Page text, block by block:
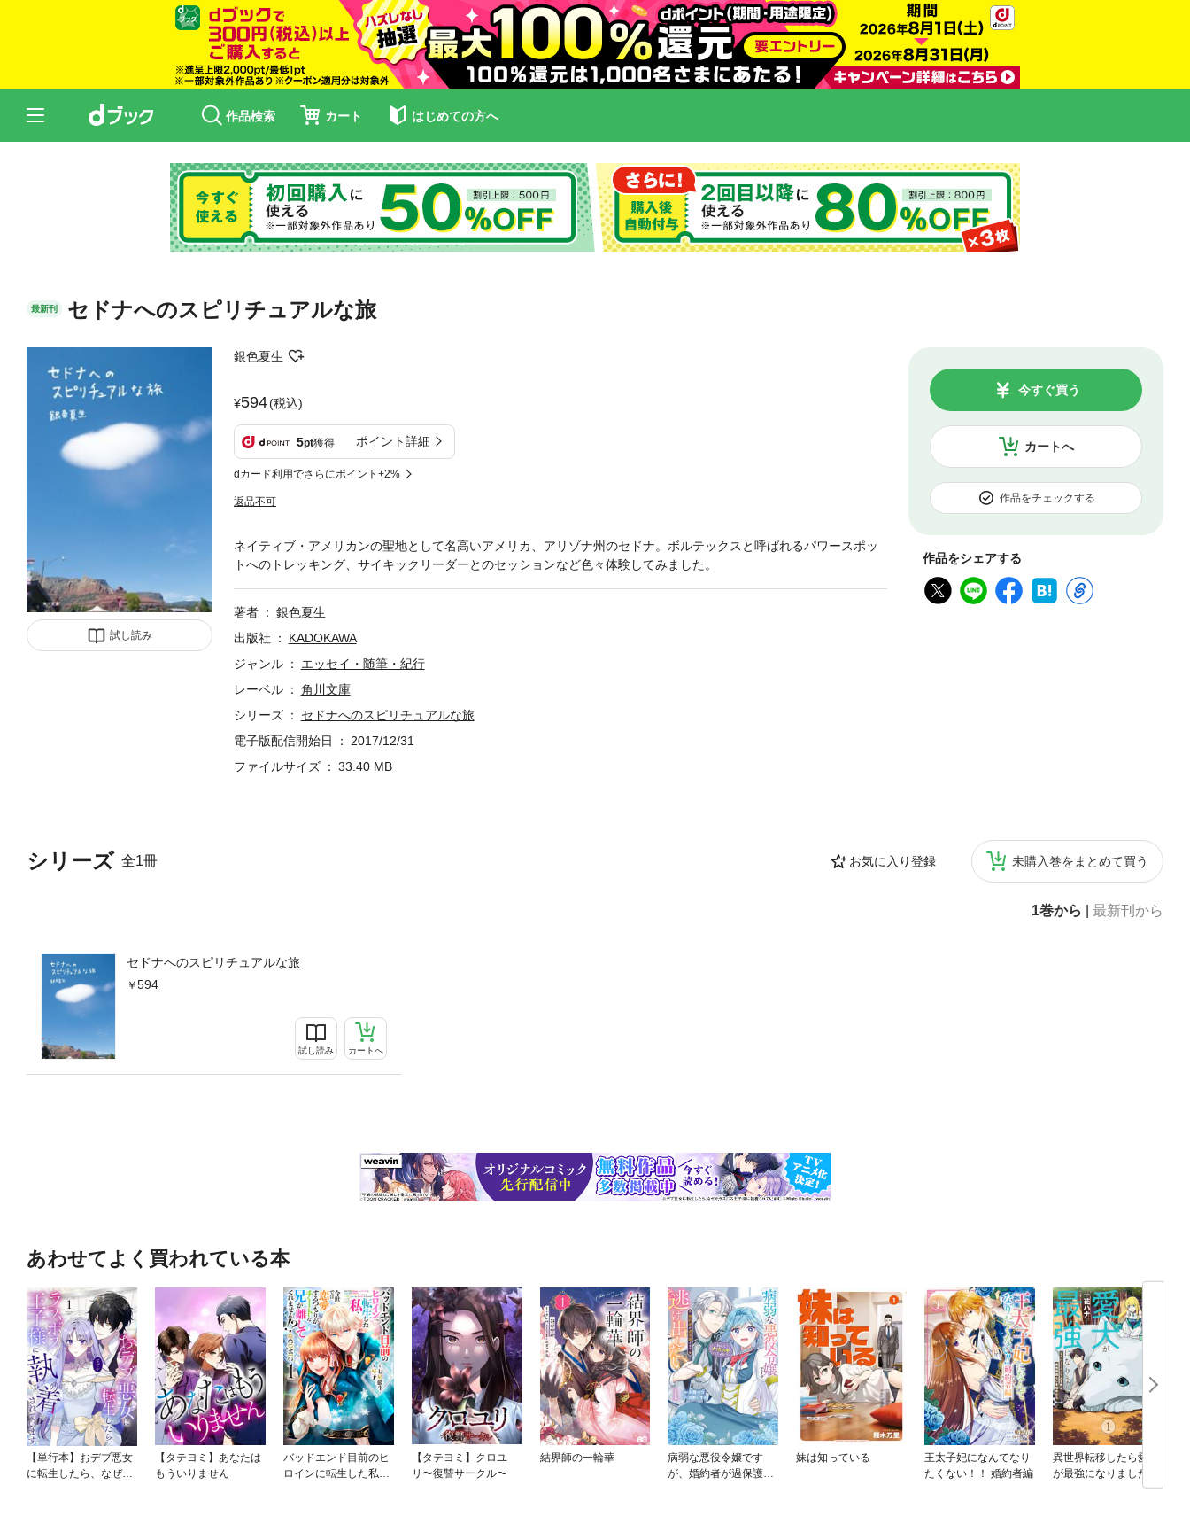
作品検索 カート はじめての方へ
最新刊 セドナへのスピリチュアルな旅
試し読み
銀色夏生
594(税込)
5pt獲得 ポイント詳細
dカード利用でさらにポイント+2%
返品不可
カートへ
今すぐ買う
作品をチェックする
作品をシェアする
シリーズ 全1冊 お気に入り登録 未購入巻をまとめて買う
1巻から 最新刊から
セドナへのスピリチュアルな旅
594
試し読み カートへ
ネイティブ・アメリカンの聖地として名高いアメリカ、アリゾナ州のセドナ。ボルテックスと呼ばれるパワースポッ
トへのトレッキング、サイキックリーダーとのセッションなど色々体験してみました。
著者
銀色夏生
出版社
KADOKAWA
ジャンル
エッセイ・随筆・紀行
レーベル
角川文庫
シリーズ
セドナへのスピリチュアルな旅
電子版配信開始日
2017/12/31
ファイルサイズ
33.40 MB
あわせてよく買われている本
【単行本】おデブ悪女
に転生したら、なぜか
【タテヨミ】あなたは
もういりません
バッドエンド目前のヒ
ロインに転生した私、
【タテヨミ】クロユ
リ〜復讐サークル〜
結界師の一輪華
病弱な悪役令嬢です
が、婚約者が過保護す
妹は知っている
王太子妃になんてなり
たくない！！ 婚約者編
異世界転移したら愛犬
が最強になりました ～
シルバーフェンリルと